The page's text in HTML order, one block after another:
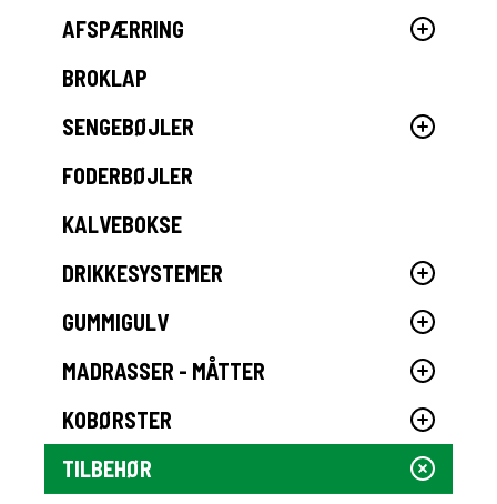
AFSPÆRRING
BROKLAP
SENGEBØJLER
FODERBØJLER
KALVEBOKSE
DRIKKESYSTEMER
GUMMIGULV
MADRASSER - MÅTTER
KOBØRSTER
TILBEHØR